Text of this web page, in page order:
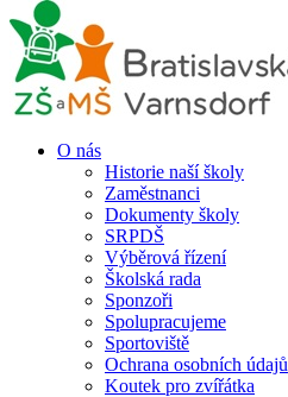
O nás
Historie naší školy
Zaměstnanci
Dokumenty školy
SRPDŠ
Výběrová řízení
Školská rada
Sponzoři
Spolupracujeme
Sportoviště
Ochrana osobních údajů
Koutek pro zvířátka